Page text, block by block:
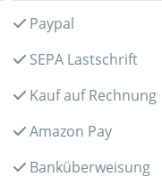
Paypal
SEPA Lastschrift
Kauf auf Rechnung
Amazon Pay
Banküberweisung